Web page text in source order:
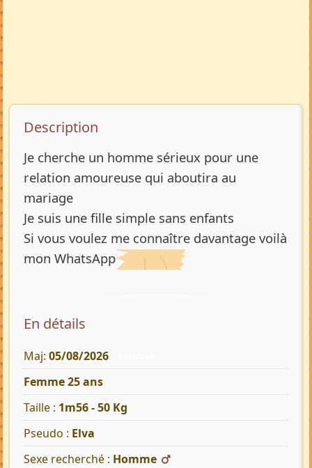
Description de l’annonce
Description
Je cherche un homme sérieux pour une
relation amoureuse qui aboutira au
mariage
Je suis une fille simple sans enfants
Si vous voulez me connaître davantage voilà
mon WhatsApp
En détails
Maj: 05/08/2026
Femme 25 ans
Taille : 1m56 - 50 Kg
Pseudo : Elva
Sexe recherché : Homme